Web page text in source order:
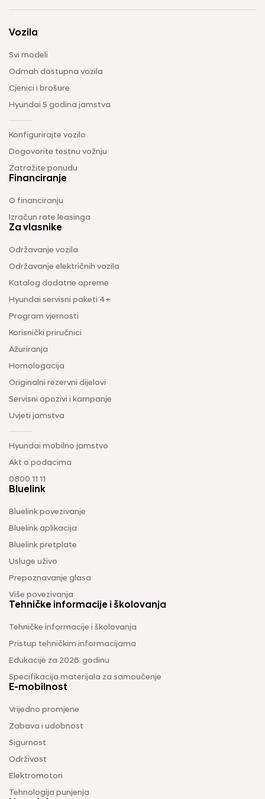
Vozila
Svi modeli
Odmah dostupna vozila
Cjenici i brošure
Hyundai 5 godina jamstva
Konfigurirajte vozilo
Dogovorite testnu vožnju
Zatražite ponudu
Financiranje
O financiranju
Izračun rate leasinga
Za vlasnike
Održavanje vozila
Održavanje električnih vozila
Katalog dodatne opreme
Hyundai servisni paketi 4+
Program vjernosti
Korisnički priručnici
Ažuriranja
Homologacija
Originalni rezervni dijelovi
Servisni opozivi i kampanje
Uvjeti jamstva
Hyundai mobilno jamstvo
Akt o podacima
0800 11 11
Bluelink
Bluelink povezivanje
Bluelink aplikacija
Bluelink pretplate
Usluge uživo
Prepoznavanje glasa
Više povezivanja
Tehničke informacije i školovanja
Tehničke informacije i školovanja
Pristup tehničkim informacijama
Edukacije za 2026. godinu
Specifikacija materijala za samoučenje
E-mobilnost
Vrijedno promjene
Zabava i udobnost
Sigurnost
Održivost
Elektromotori
Tehnologija punjenja